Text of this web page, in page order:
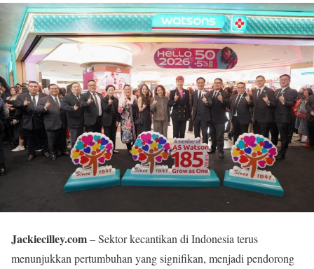
Jackiecilley.com– Sektor kecantikan di Indonesia terus
menunjukkan pertumbuhan yang signifikan, menjadi pendorong